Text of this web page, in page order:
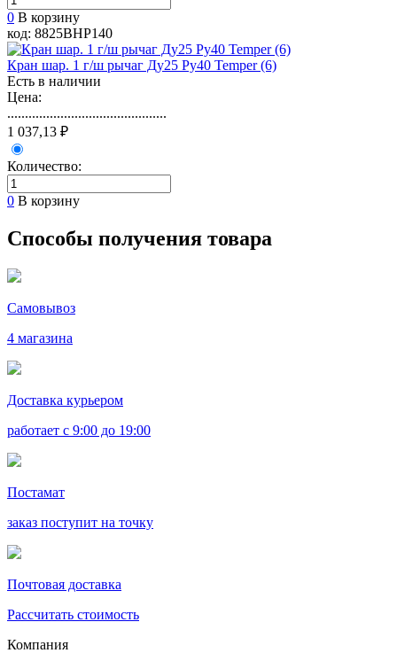
0 В корзину
код: 8825ВНР140
Кран шар. 1 г/ш рычаг Ду25 Ру40 Temper (6)
Есть в наличии
Цена:
.............................................
1 037,13 ₽
Количество:
0 В корзину
Способы получения товара
Самовывоз
4 магазина
Доставка курьером
работает с 9:00 до 19:00
Постамат
заказ поступит на точку
Почтовая доставка
Рассчитать стоимость
Компания